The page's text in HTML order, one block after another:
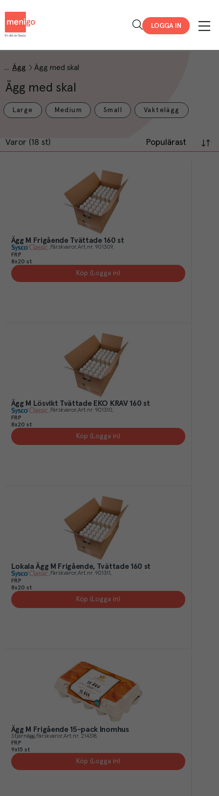
LOGGA IN
Ägg Ägg med skal
Ägg med skal
Large Medium Small Vaktelägg
Varor (18 st) Populärast
Ägg M Frigående Tvättade 160 st
Färskvaror Art.nr. 901309
FRP
8x20 st
Köp (Logga in)
Ägg M Lösvikt Tvättade EKO KRAV 160 st
Färskvaror Art.nr. 901310
FRP
8x20 st
Köp (Logga in)
Lokala Ägg M Frigående, Tvättade 160 st
Färskvaror Art.nr. 901311
FRP
8x20 st
Köp (Logga in)
Ägg M Frigående 15-pack Inomhus
Stjärnägg Färskvaror Art.nr. 214318
FRP
9x15 st
Köp (Logga in)